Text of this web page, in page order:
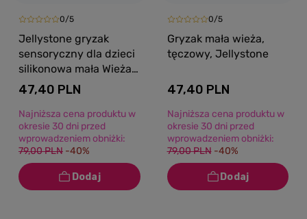
0/5
Jellystone gryzak
sensoryczny dla dzieci
silikonowa mała Wieża
pastelowy
47,40 PLN
Najniższa cena produktu w
okresie 30 dni przed
wprowadzeniem obniżki:
79,00 PLN -40%
0/5
Gryzak mała wieża,
tęczowy, Jellystone
47,40 PLN
Najniższa cena produktu w
okresie 30 dni przed
wprowadzeniem obniżki:
79,00 PLN -40%